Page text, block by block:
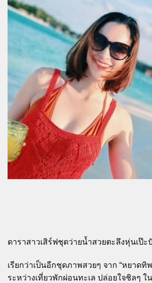
ดาราสาวเสิร์ฟชุดว่ายน้ำสวยตะลึงหุ่นเป๊ะ
เรียกว่าเป็นอีกชุดภาพสวยๆ จาก “หยาดทิ
ระหว่างเที่ยวพักผ่อนทะเล ปล่อยใจชิลๆ ใ